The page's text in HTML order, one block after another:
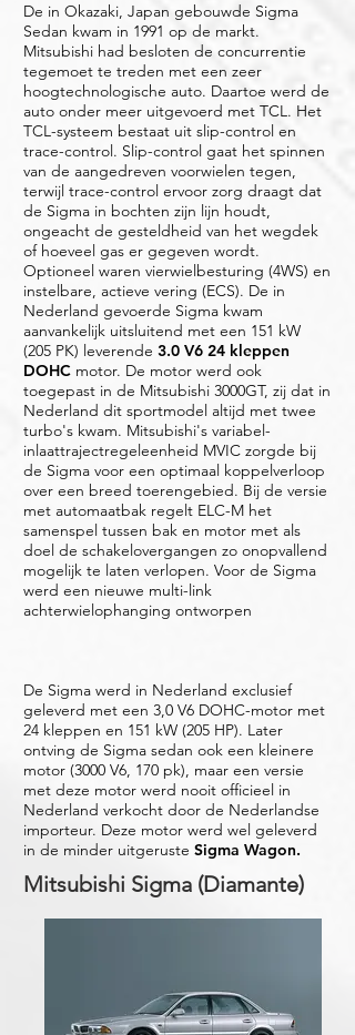
De in Okazaki, Japan gebouwde Sigma
Sedan kwam in 1991 op de markt.
Mitsubishi had besloten de concurrentie
tegemoet te treden met een zeer
hoogtechnologische auto. Daartoe werd de
auto onder meer uitgevoerd met TCL. Het
TCL-systeem bestaat uit slip-control en
trace-control. Slip-control gaat het spinnen
van de aangedreven voorwielen tegen,
terwijl trace-control ervoor zorg draagt dat
de Sigma in bochten zijn lijn houdt,
ongeacht de gesteldheid van het wegdek
of hoeveel gas er gegeven wordt.
Optioneel waren vierwielbesturing (4WS) en
instelbare, actieve vering (ECS). De in
Nederland gevoerde Sigma kwam
aanvankelijk uitsluitend met een 151 kW
(205 PK) leverende 3.0 V6 24 kleppen
DOHC motor. De motor werd ook
toegepast in de Mitsubishi 3000GT, zij dat in
Nederland dit sportmodel altijd met twee
turbo's kwam. Mitsubishi's variabel-
inlaattrajectregeleenheid MVIC zorgde bij
de Sigma voor een optimaal koppelverloop
over een breed toerengebied. Bij de versie
met automaatbak regelt ELC-M het
samenspel tussen bak en motor met als
doel de schakelovergangen zo onopvallend
mogelijk te laten verlopen. Voor de Sigma
werd een nieuwe multi-link
achterwielophanging ontworpen
De Sigma werd in Nederland exclusief
geleverd met een 3,0 V6 DOHC-motor met
24 kleppen en 151 kW (205 HP). Later
ontving de Sigma sedan ook een kleinere
motor (3000 V6, 170 pk), maar een versie
met deze motor werd nooit officieel in
Nederland verkocht door de Nederlandse
importeur. Deze motor werd wel geleverd
in de minder uitgeruste Sigma Wagon.
Mitsubishi Sigma (Diamante)